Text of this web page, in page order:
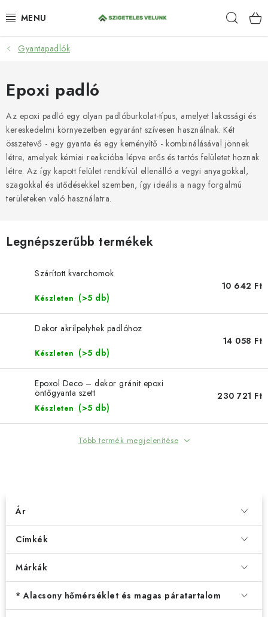
tartalomhoz
HIDROIZOLÁCIÓ
FESTÉKEK ÉS BEHATOLÁSOK
PADLÓK
ANTI-GRAFFITI
TÖMÍTŐANYAGOK
SZOLGÁLTATÁSOK
SZERSZEREK
ÁLTALÁNOS SZERZŐDÉSI FELTÉTELEK
KONTAKTY
SZEMÉLYES ADATOK FELDOLGOZÁSA
Gyantapadlók
Epoxi padló
Az epoxi padló egy olyan padlóburkolat-típus, amelyet lakossági és
kereskedelmi környezetben egyaránt szívesen használnak. Két
összetevő - egy gyanta és egy keményítő - kombinálásával jönnek
létre, amelyek kémiai reakcióba lépve erős és tartós felületet hoznak
létre. Az így kapott felület rendkívül ellenálló a vegyi anyagokkal,
szagokkal és ütődésekkel szemben, így ideális a nagy forgalmú
területeken való használatra.
Legnépszerűbb termékek
Szárított kvarchomok
Készleten (>5 db)
10 642 Ft
Dekor akrilpelyhek padlóhoz
Készleten (>5 db)
14 058 Ft
Epoxol Deco – dekor gránit epoxi
öntőgyanta szett
Készleten (>5 db)
230 721 Ft
Több termék megjelenítése
Ár
Címkék
Márkák
* Alacsony hőmérséklet és magas páratartalom